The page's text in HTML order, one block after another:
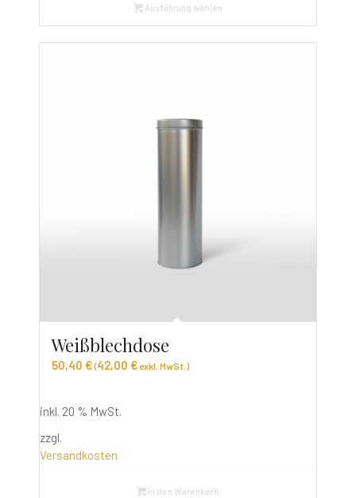
Ausführung wählen
Weißblechdose
50,40 € (42,00 €exkl. MwSt.)
inkl. 20 % MwSt.
zzgl.
Versandkosten
In den Warenkorb